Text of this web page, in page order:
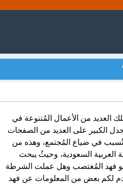
العديد من الأعمال المُتنوعة في
الكبير على العديد من الصفحات
تُسبب في ضياع المُجتمع، وهذه من
العربية السعودية، وحيثُ يبحث
هو فهد المُغتصب وهل عملت الشرطة
لكم بعض من المعلومات عن فهد